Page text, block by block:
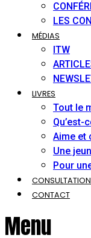
LES
MÉDIAS
ITW
LIVRES
Tout le
Qu’est-
Aime et
Une
Pour
CONTACT
Menu